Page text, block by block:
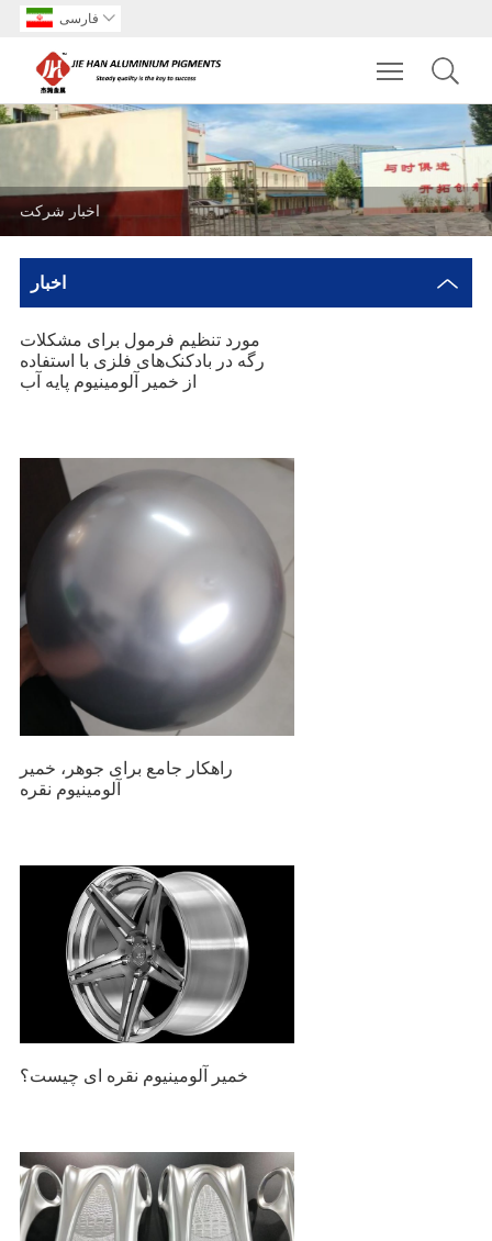
فارسی 
Toggle
اخبار شرکت
اخبار
مورد تنظیم فرمول برای مشکلات
رگه در بادکنک‌های فلزی با استفاده
از خمیر آلومینیوم پایه آب
راهکار جامع برای جوهر، خمیر
آلومینیوم نقره
خمیر آلومینیوم نقره ای چیست؟